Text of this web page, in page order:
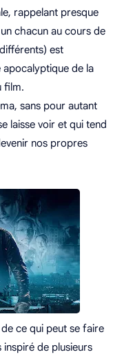
rappelant presque
chacun au cours de
est
apocalyptique de la
film.
sans pour autant
laisse voir et qui tend
nos propres
ce qui peut se faire
inspiré de plusieurs